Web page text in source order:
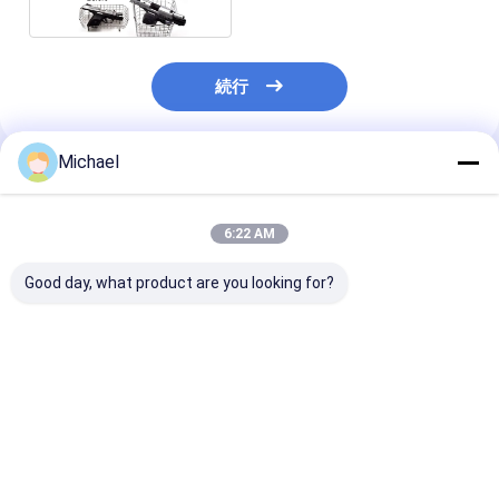
続行
推薦されたプロダクト
Michael
6:22 AM
Good day, what product are you looking for?